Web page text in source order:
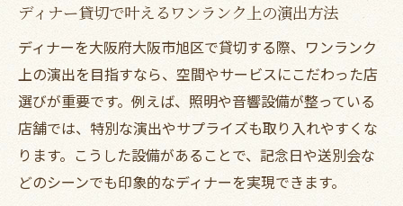
ディナー貸切で叶えるワンランク上の演出方法
ディナーを大阪府大阪市旭区で貸切する際、ワンランク
上の演出を目指すなら、空間やサービスにこだわった店
選びが重要です。例えば、照明や音響設備が整っている
店舗では、特別な演出やサプライズも取り入れやすくな
ります。こうした設備があることで、記念日や送別会な
どのシーンでも印象的なディナーを実現できます。